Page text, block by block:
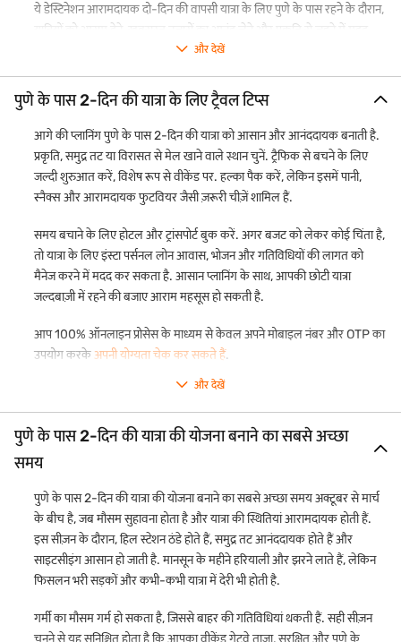
ये डेस्टिनेशन आरामदायक दो-दिन की वापसी यात्रा के लिए पुणे के पास रहने के दौरान,
यात्रियों को आराम देने, खूबसूरत नजारों का आनंद लेने और प्रकृति से जुड़ने में मदद
और देखें
पुणे के पास 2-दिन की यात्रा के लिए ट्रैवल टिप्स
आगे की प्लानिंग पुणे के पास 2-दिन की यात्रा को आसान और आनंददायक बनाती है.
प्रकृति, समुद्र तट या विरासत से मेल खाने वाले स्थान चुनें. ट्रैफिक से बचने के लिए
जल्दी शुरुआत करें, विशेष रूप से वीकेंड पर. हल्का पैक करें, लेकिन इसमें पानी,
स्नैक्स और आरामदायक फुटवियर जैसी ज़रूरी चीज़ें शामिल हैं.
समय बचाने के लिए होटल और ट्रांसपोर्ट बुक करें. अगर बजट को लेकर कोई चिंता है,
तोयात्रा के लिए इंस्टा पर्सनल लोन आवास, भोजन और गतिविधियों की लागत को
मैनेज करने में मदद कर सकता है. आसान प्लानिंग के साथ, आपकी छोटी यात्रा
जल्दबाज़ी में रहने की बजाए आराम महसूस हो सकती है.
आप 100% ऑनलाइन प्रोसेस के माध्यम से केवल अपने मोबाइल नंबर और OTP का
उपयोग करके अपनी योग्यता चेक कर सकते हैं.
और देखें
पुणे के पास 2-दिन की यात्रा की योजना बनाने का सबसे अच्छा
समय
पुणे के पास 2-दिन की यात्रा की योजना बनाने का सबसे अच्छा समय अक्टूबर से मार्च
के बीच है, जब मौसम सुहावना होता है और यात्रा की स्थितियां आरामदायक होती हैं.
इस सीज़न के दौरान, हिल स्टेशन ठंडे होते हैं, समुद्र तट आनंददायक होते हैं और
साइटसीइंग आसान हो जाती है. मानसून के महीने हरियाली और झरने लाते हैं, लेकिन
फिसलन भरी सड़कों और कभी-कभी यात्रा में देरी भी होती है.
गर्मी का मौसम गर्म हो सकता है, जिससे बाहर की गतिविधियां थकती हैं. सही सीज़न
चुनने से यह सुनिश्चित होता है कि आपका वीकेंड गेटवे ताज़ा, सुरक्षित और पुणे के